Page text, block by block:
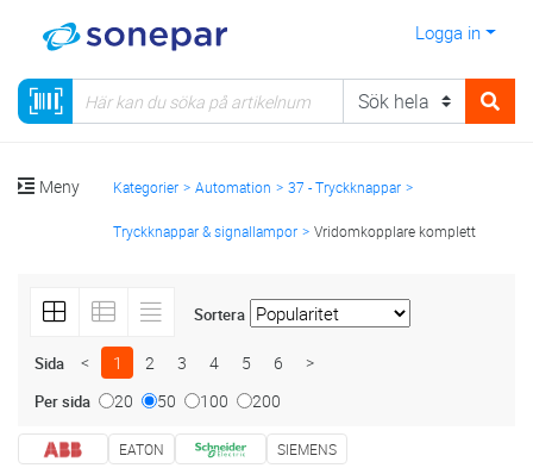
Logga in
Meny Kategorier Automation 37 - Tryckknappar
Tryckknappar & signallampor Vridomkopplare komplett
Sortera
Sida < 1 2 3 4 5 6 >
Per sida 20 50 100 200
EATON SIEMENS